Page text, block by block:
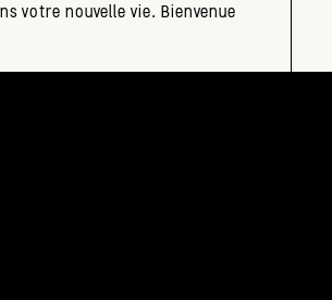
votre nouvelle vie. Bienvenue